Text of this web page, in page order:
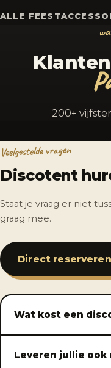
ALLE
200+
Veelgestelde vragen
Discotent
Staat je vraag er niet
graag mee.
Direct reserveren
Wat kost een
Leveren jullie ook